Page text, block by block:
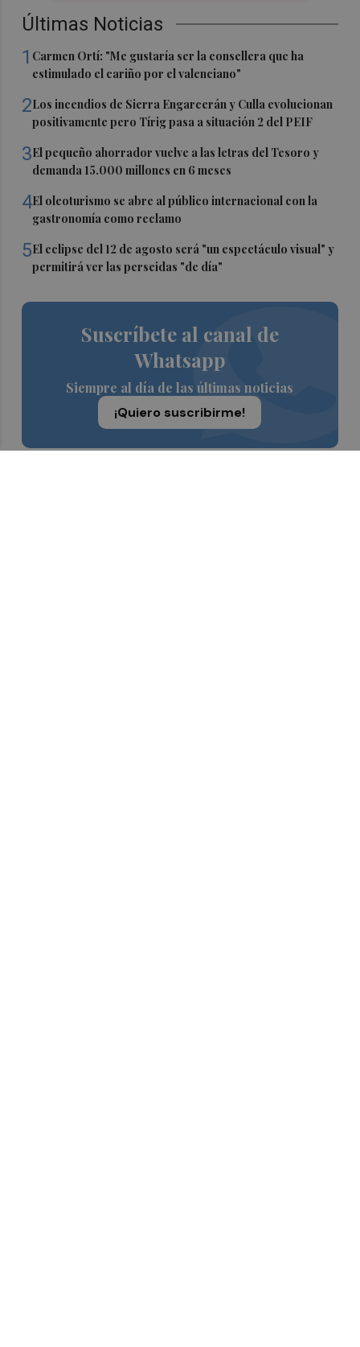
Últimas Noticias
1 Carmen Ortí: "Me gustaría ser la consellera que ha
estimulado el cariño por el valenciano"
2Los incendios de Sierra Engarcerán y Culla evolucionan
positivamente pero Tírig pasa a situación 2 del PEIF
3El pequeño ahorrador vuelve a las letras del Tesoro y
demanda 15.000 millones en 6 meses
4El oleoturismo se abre al público internacional con la
gastronomía como reclamo
5El eclipse del 12 de agosto será "un espectáculo visual" y
permitirá ver las perseidas "de día"
Suscríbete al canal de
Whatsapp
Siempre al día de las últimas noticias
¡Quiero suscribirme!